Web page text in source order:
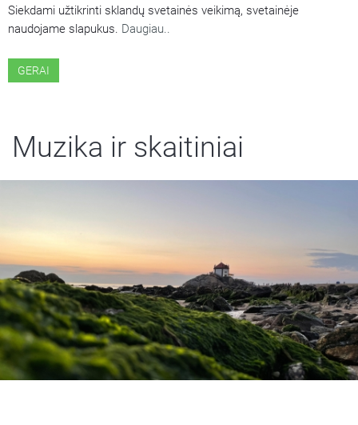
Siekdami užtikrinti sklandų svetainės veikimą, svetainėje
naudojame slapukus. Daugiau..
GERAI
Muzika ir skaitiniai